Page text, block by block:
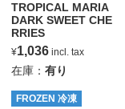
TROPICAL MARIA
DARK SWEET CHE
RRIES
¥1,036 incl. tax
在庫：有り
FROZEN 冷凍